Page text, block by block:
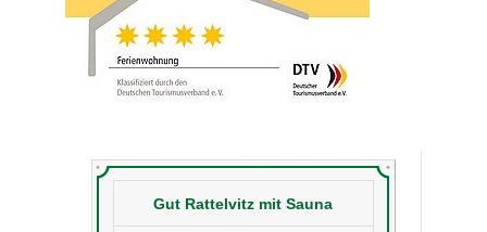
Gut Rattelvitz mit Sauna